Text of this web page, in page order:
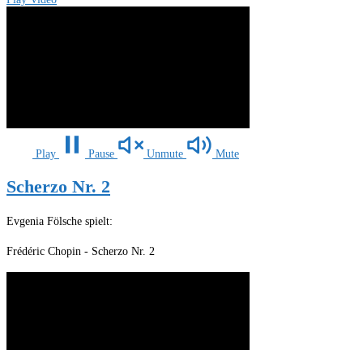
Play Pause Unmute Mute
Scherzo Nr. 2
Evgenia Fölsche spielt:
Frédéric Chopin - Scherzo Nr. 2